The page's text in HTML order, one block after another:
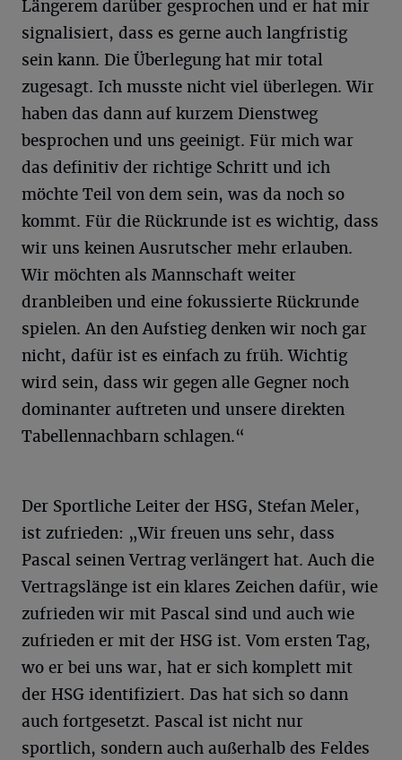
Längerem darüber gesprochen und er hat mir
signalisiert, dass es gerne auch langfristig
sein kann. Die Überlegung hat mir total
zugesagt. Ich musste nicht viel überlegen. Wir
haben das dann auf kurzem Dienstweg
besprochen und uns geeinigt. Für mich war
das definitiv der richtige Schritt und ich
möchte Teil von dem sein, was da noch so
kommt. Für die Rückrunde ist es wichtig, dass
wir uns keinen Ausrutscher mehr erlauben.
Wir möchten als Mannschaft weiter
dranbleiben und eine fokussierte Rückrunde
spielen. An den Aufstieg denken wir noch gar
nicht, dafür ist es einfach zu früh. Wichtig
wird sein, dass wir gegen alle Gegner noch
dominanter auftreten und unsere direkten
Tabellennachbarn schlagen.“
Der Sportliche Leiter der HSG, Stefan Meler,
ist zufrieden: „Wir freuen uns sehr, dass
Pascal seinen Vertrag verlängert hat. Auch die
Vertragslänge ist ein klares Zeichen dafür, wie
zufrieden wir mit Pascal sind und auch wie
zufrieden er mit der HSG ist. Vom ersten Tag,
wo er bei uns war, hat er sich komplett mit
der HSG identifiziert. Das hat sich so dann
auch fortgesetzt. Pascal ist nicht nur
sportlich, sondern auch außerhalb des Feldes